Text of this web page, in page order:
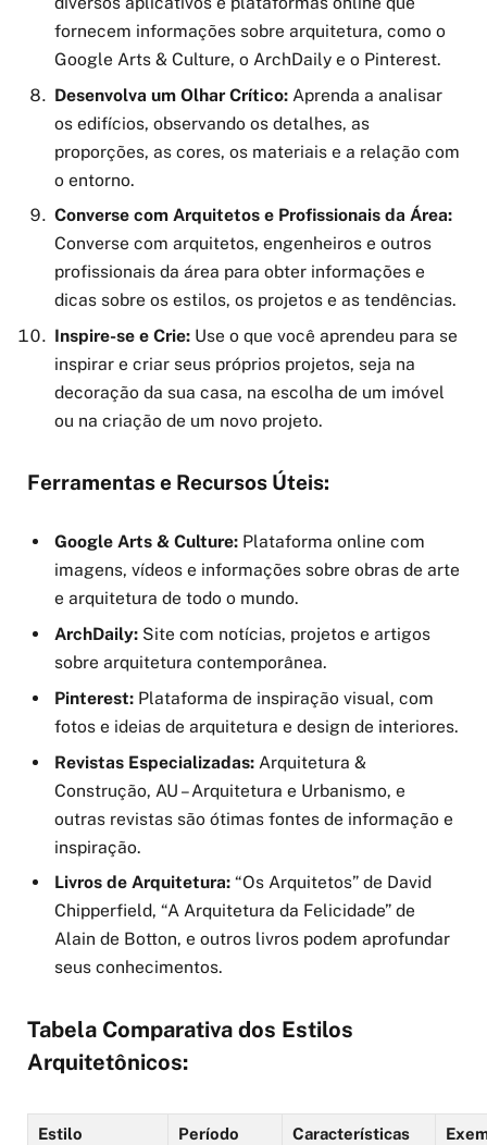
fornecem informações sobre arquitetura, como o
Google Arts & Culture, o ArchDaily e o Pinterest.
Desenvolva um Olhar Crítico: Aprenda a analisar
os edifícios, observando os detalhes, as
proporções, as cores, os materiais e a relação com
o entorno.
Converse com Arquitetos e Profissionais da Área:
Converse com arquitetos, engenheiros e outros
profissionais da área para obter informações e
dicas sobre os estilos, os projetos e as tendências.
Inspire-se e Crie: Use o que você aprendeu para se
inspirar e criar seus próprios projetos, seja na
decoração da sua casa, na escolha de um imóvel
ou na criação de um novo projeto.
Ferramentas e Recursos Úteis:
Google Arts & Culture: Plataforma online com
imagens, vídeos e informações sobre obras de arte
e arquitetura de todo o mundo.
ArchDaily: Site com notícias, projetos e artigos
sobre arquitetura contemporânea.
Pinterest: Plataforma de inspiração visual, com
fotos e ideias de arquitetura e design de interiores.
Revistas Especializadas: Arquitetura &
Construção, AU – Arquitetura e Urbanismo, e
outras revistas são ótimas fontes de informação e
inspiração.
Livros de Arquitetura: “Os Arquitetos” de David
Chipperfield, “A Arquitetura da Felicidade” de
Alain de Botton, e outros livros podem aprofundar
seus conhecimentos.
Tabela Comparativa dos Estilos
Arquitetônicos:
Estilo Período Características